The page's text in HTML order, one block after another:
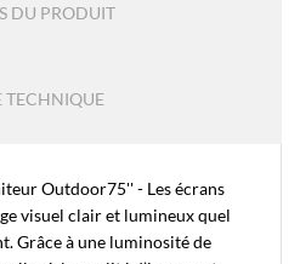
DU PRODUIT
TECHNIQUE
Outdoor75'' - Les écrans
visuel clair et lumineux quel
Grâce à une luminosité de